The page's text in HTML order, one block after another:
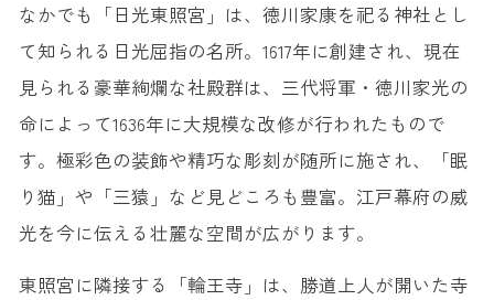
なかでも「日光東照宮」は、徳川家康を祀る神社とし
て知られる日光屈指の名所。1617年に創建され、現在
見られる豪華絢爛な社殿群は、三代将軍・徳川家光の
命によって1636年に大規模な改修が行われたもので
す。極彩色の装飾や精巧な彫刻が随所に施され、「眠
り猫」や「三猿」など見どころも豊富。江戸幕府の威
光を今に伝える壮麗な空間が広がります。
東照宮に隣接する「輪王寺」は、勝道上人が開いた寺